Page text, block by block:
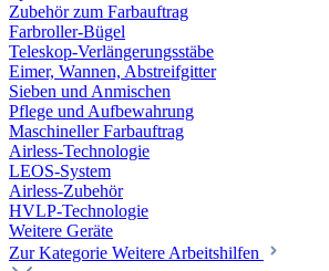
Zubehör zum Farbauftrag
Farbroller-Bügel
Teleskop-Verlängerungsstäbe
Eimer, Wannen, Abstreifgitter
Sieben und Anmischen
Pflege und Aufbewahrung
Maschineller Farbauftrag
Airless-Technologie
LEOS-System
Airless-Zubehör
HVLP-Technologie
Weitere Geräte
Zur Kategorie Weitere Arbeitshilfen